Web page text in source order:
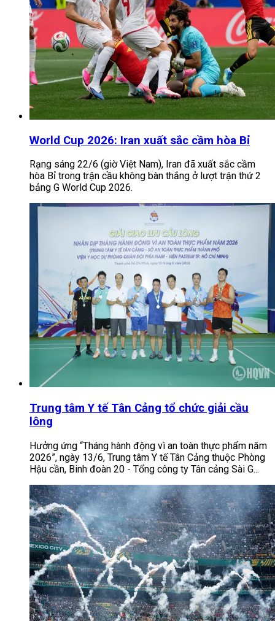
World Cup 2026: Iran xuất sắc cầm hòa Bỉ
Rạng sáng 22/6 (giờ Việt Nam), Iran đã xuất sắc cầm
hòa Bỉ trong trận cầu không bàn thắng ở lượt trận thứ 2
bảng G World Cup 2026.
Trung tâm Y tế Tân Cảng tổ chức giải cầu
lông
Hưởng ứng “Tháng hành động vì an toàn thực phẩm năm
2026”, ngày 13/6, Trung tâm Y tế Tân Cảng thuộc Phòng
Hậu cần, Binh đoàn 20 - Tổng công ty Tân cảng Sài G...